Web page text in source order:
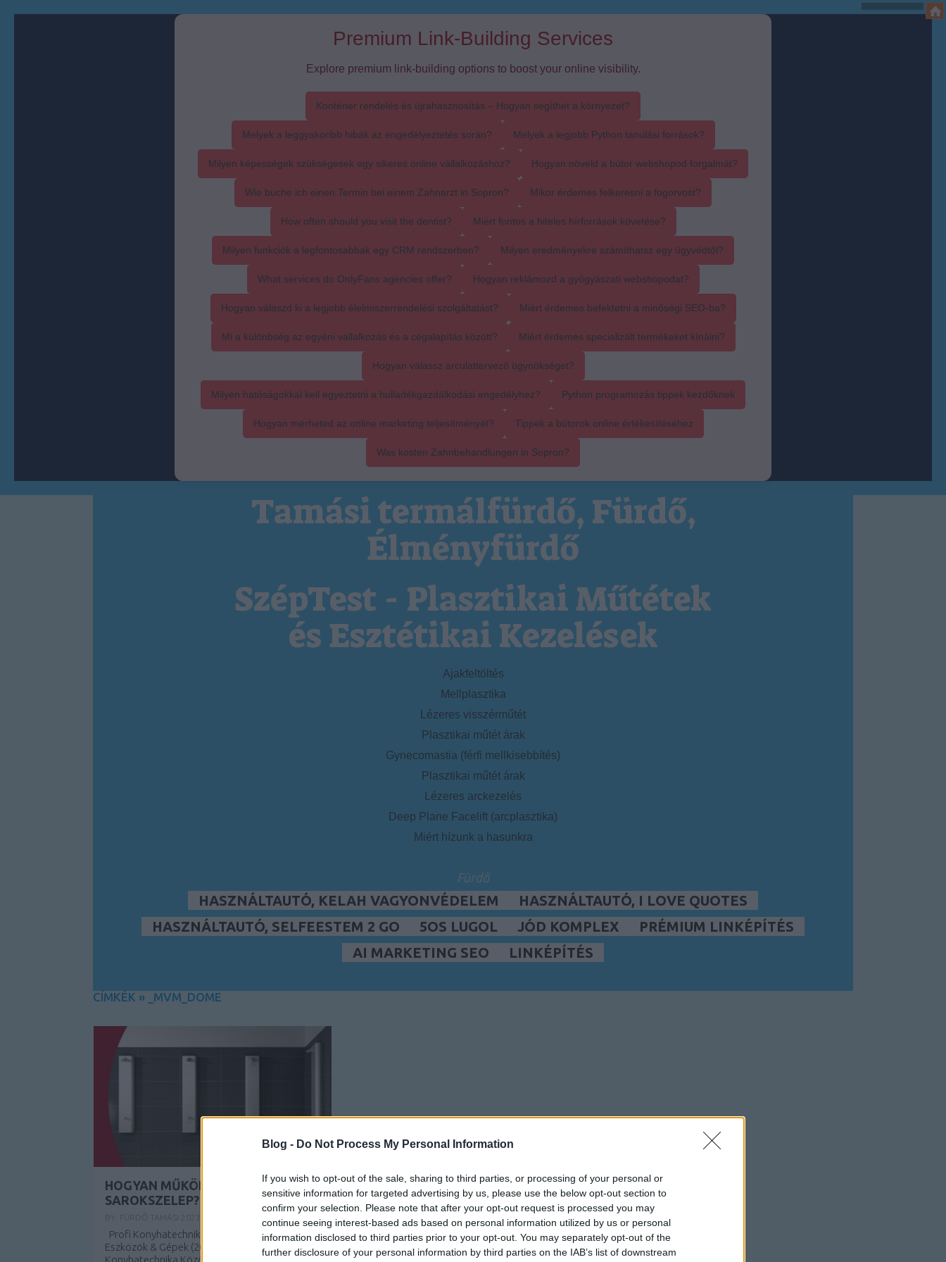
Blog - Do Not Process My Personal Information
If you wish to opt-out of the sale, sharing to third parties, or processing of your personal or
sensitive information for targeted advertising by us, please use the below opt-out section to
confirm your selection. Please note that after your opt-out request is processed you may
continue seeing interest-based ads based on personal information utilized by us or personal
information disclosed to third parties prior to your opt-out. You may separately opt-out of the
further disclosure of your personal information by third parties on the IAB’s list of downstream
Premium Link-Building Services
Explore premium link-building options to boost your online visibility.
Konténer rendelés és újrahasznosítás – Hogyan segíthet a környezet?
Melyek a leggyakoribb hibák az engedélyeztetés során? Melyek a legjobb Python tanulási források?
Milyen képességek szükségesek egy sikeres online vállalkozáshoz? Hogyan növeld a bútor webshopod forgalmát?
Wie buche ich einen Termin bei einem Zahnarzt in Sopron? Mikor érdemes felkeresni a fogorvost?
How often should you visit the dentist? Miért fontos a hiteles hírforrások követése?
Milyen funkciók a legfontosabbak egy CRM rendszerben? Milyen eredményekre számíthatsz egy ügyvédtől?
What services do OnlyFans agencies offer? Hogyan reklámozd a gyógyászati webshopodat?
Hogyan válaszd ki a legjobb élelmiszerrendelési szolgáltatást? Miért érdemes befektetni a minőségi SEO-ba?
Mi a különbség az egyéni vállalkozás és a cégalapítás között? Miért érdemes specializált termékeket kínálni?
Hogyan válassz arculattervező ügynökséget?
Milyen hatóságokkal kell egyeztetni a hulladékgazdálkodási engedélyhez? Python programozás tippek kezdőknek
Hogyan mérheted az online marketing teljesítményét? Tippek a bútorok online értékesítéséhez
Was kosten Zahnbehandlungen in Sopron?
Tamási termálfürdő, Fürdő,
Élményfürdő
SzépTest - Plasztikai Műtétek
és Esztétikai Kezelések
Ajakfeltöltés
Mellplasztika
Lézeres visszérműtét
Plasztikai műtét árak
Gynecomastia (férfi mellkisebbítés)
Plasztikai műtét árak
Lézeres arckezelés
Deep Plane Facelift (arcplasztika)
Miért hízunk a hasunkra
Fürdő
HASZNÁLTAUTÓ, KELAH VAGYONVÉDELEM
HASZNÁLTAUTÓ, I LOVE QUOTES
HASZNÁLTAUTÓ, SELFEESTEM 2 GO
5OS LUGOL JÓD KOMPLEX
PRÉMIUM LINKÉPÍTÉS
AI MARKETING SEO
LINKÉPÍTÉS
CÍMKÉK » _MVM_DOME
HOGYAN MŰKÖDIK A SCHELL
SAROKSZELEP?
Profi Konyhatechnika Közösség - Ipari
Eszközök & Gépek (2025) ? Profi
Konyhatechnika Közösség - Ipari Eszközök &